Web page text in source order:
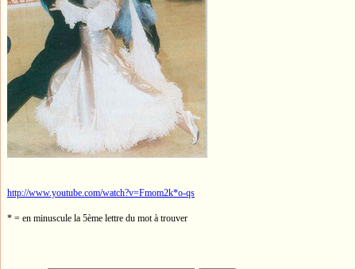
http://www.youtube.com/watch?v=Fmom2k*o-qs
* = en minuscule la 5ème lettre du mot à trouver